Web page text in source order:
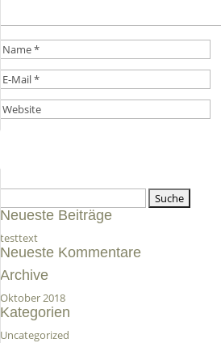
nach:
Neueste Beiträge
testtext
Neueste Kommentare
Archive
Oktober 2018
Kategorien
Uncategorized